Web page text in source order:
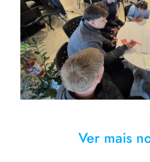
Participantes
desenvolveram
atividades no
da Sicredi
Ver mais